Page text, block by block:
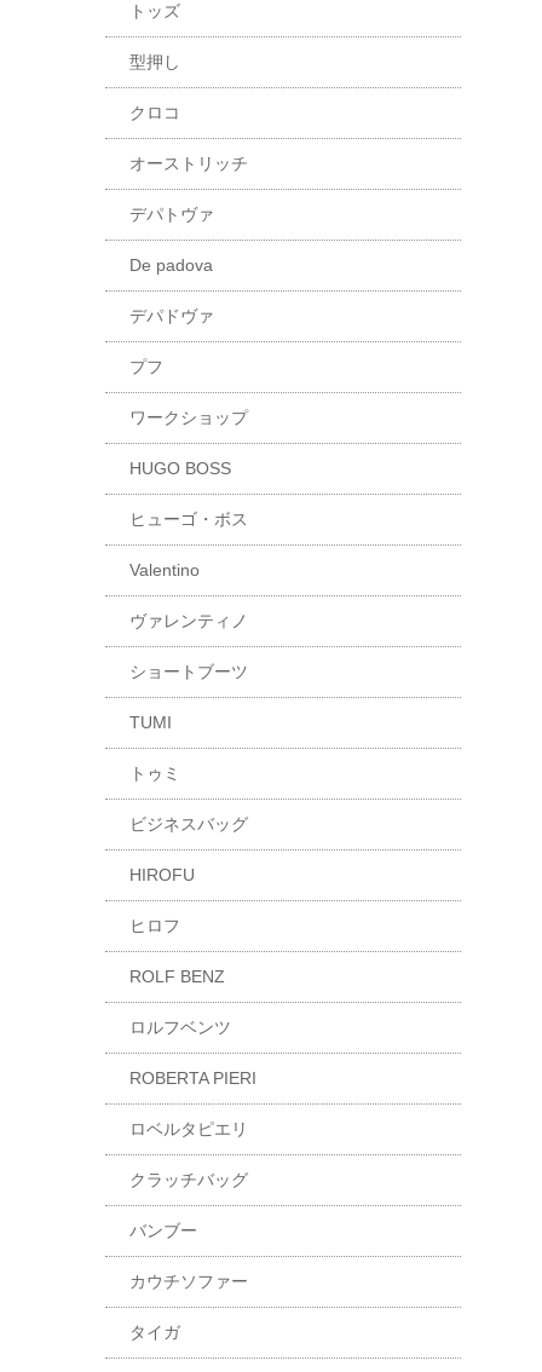
トッズ
型押し
クロコ
オーストリッチ
デパトヴァ
De padova
デパドヴァ
プフ
ワークショップ
HUGO BOSS
ヒューゴ・ボス
Valentino
ヴァレンティノ
ショートブーツ
TUMI
トゥミ
ビジネスバッグ
HIROFU
ヒロフ
ROLF BENZ
ロルフベンツ
ROBERTA PIERI
ロベルタピエリ
クラッチバッグ
バンブー
カウチソファー
タイガ